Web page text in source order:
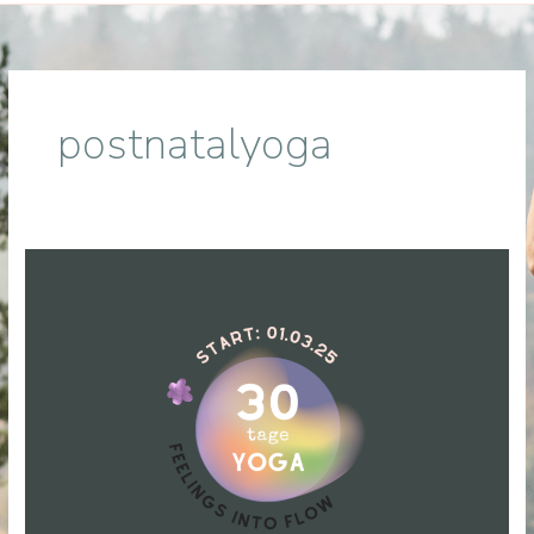
postnatalyoga